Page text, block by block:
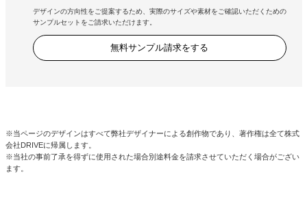
デザインの方向性をご提案するため、実際のサイズや素材をご確認いただくための
サンプルセットをご請求いただけます。
無料サンプル請求をする
※当ページのデザインはすべて弊社デザイナーによる創作物であり、著作権は全て株式
会社DRIVEに帰属します。
※当社の事前了承を得ずに使用された場合別途料金を請求させていただく場合がござい
ます。